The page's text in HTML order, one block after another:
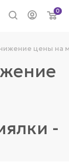
0
цены на
-